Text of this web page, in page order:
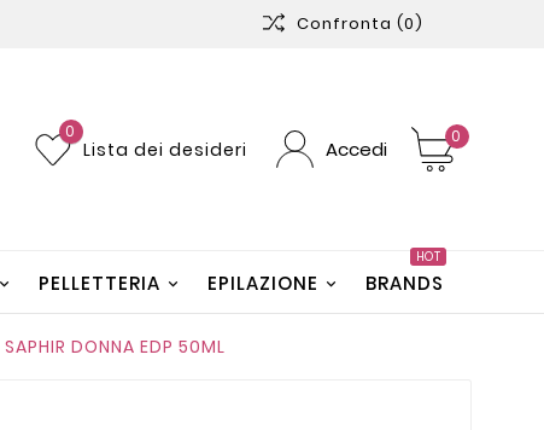
Confronta (0)
0
Lista dei desideri Accedi
0
PELLETTERIA EPILAZIONE BRANDS
HOT
SAPHIR DONNA EDP 50ML